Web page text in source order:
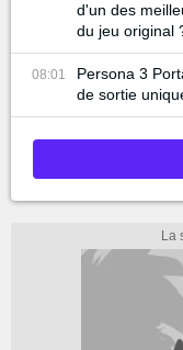
d'un des
du jeu original
08:01
Persona 3
de sortie